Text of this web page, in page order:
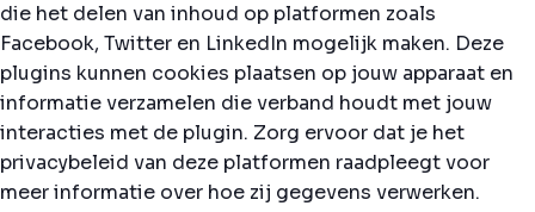
die het delen van inhoud op platformen zoals
Facebook, Twitter en LinkedIn mogelijk maken. Deze
plugins kunnen cookies plaatsen op jouw apparaat en
informatie verzamelen die verband houdt met jouw
interacties met de plugin. Zorg ervoor dat je het
privacybeleid van deze platformen raadpleegt voor
meer informatie over hoe zij gegevens verwerken.